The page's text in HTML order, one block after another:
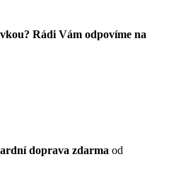
Rádi Vám odpovíme na
doprava zdarma od